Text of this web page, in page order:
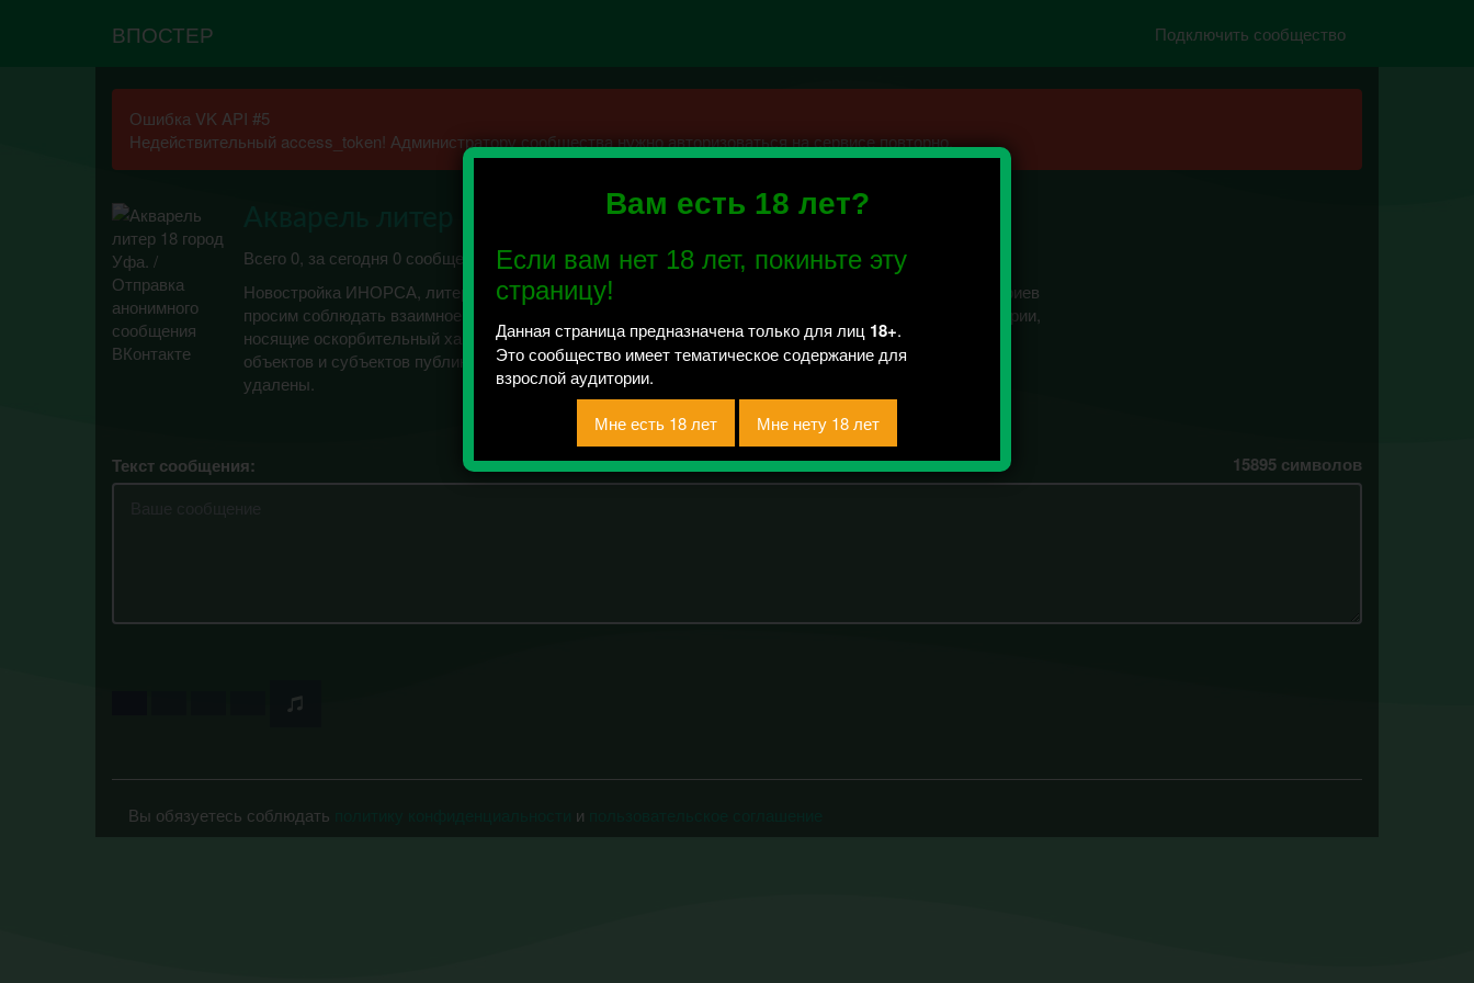
Вам есть 18 лет?
Если вам нет 18 лет, покиньте эту
страницу!
Данная страница предназначена только для лиц 18+.
Это сообщество имеет тематическое содержание для
взрослой аудитории.
ВПОСТЕР Подключить сообщество
Ошибка VK API #5
Недействительный access_token! Администратору сообщества нужно авторизоваться на сервисе повторно.
Акварель литер 18 город Уфа.
Всего 0, за сегодня 0 сообщений отправлено / Рейтинг 0
Новостройка ИНОРСА, литер 18, застройщик ПСК 6.Уважаемые жители! При размещении комментариев
просим соблюдать взаимное уважение, как к героям наших публикаций, так и друг к другу. Комментарии,
носящие оскорбительный характер, порочащие честь и достоинство, деловую репутацию, в адрес
объектов и субъектов публикаций, а также противоречащие нормам Закона РФ о СМИ, могут быть
удалены.
Текст сообщения: 15895 символов
Вы обязуетесь соблюдать и